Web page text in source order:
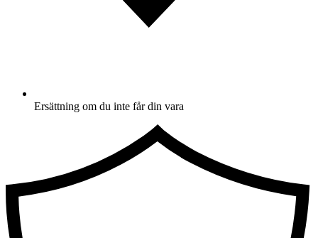
Ersättning om du inte får din vara